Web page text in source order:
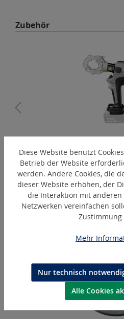
Produktgalerie überspringen
Zubehör
PressMax-
Akku-hydraulisches
Produktgalerie überspringen
Ähnliche Artikel
Diese Website benutzt
Betrieb der Website
werden. Andere Cookies, die
dieser Website erhöhen, der
die Interaktion mit anderen
Netzwerken vereinfachen
Zustimmung
Mehr
Nur technisch
Alle Cookies